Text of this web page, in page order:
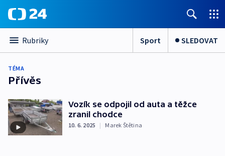
Rubriky Sport SLEDOVAT
TÉMA
Přívěs
Vozík se odpojil od auta a těžce
zranil chodce
10. 6. 2025 | Marek Štětina